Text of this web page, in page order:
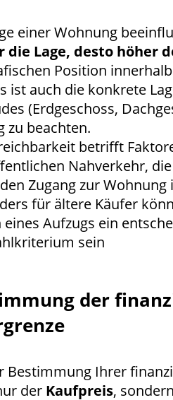
einer Wohnung
die Lage, desto höher
Position
ist auch die konkrete
(Erdgeschoss,
zu beachten.
betrifft
Nahverkehr,
Zugang zur
für ältere Käufer
eines Aufzugs ein
sein
der
Bestimmung Ihrer
der Kaufpreis,